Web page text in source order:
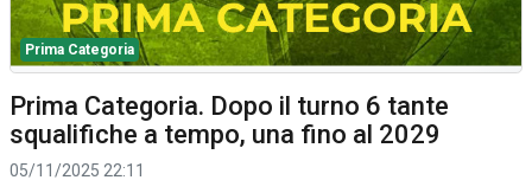
Prima Categoria
Prima Categoria. Dopo il turno 6 tante
squalifiche a tempo, una fino al 2029
05/11/2025 22:11